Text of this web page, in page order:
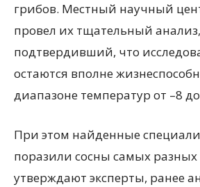
грибов. Местный научный
провел их тщательный анализ,
подтвердивший, что
остаются вполне
диапазоне температур от –8 до
При этом найденные
поразили сосны самых разных
утверждают эксперты, ранее